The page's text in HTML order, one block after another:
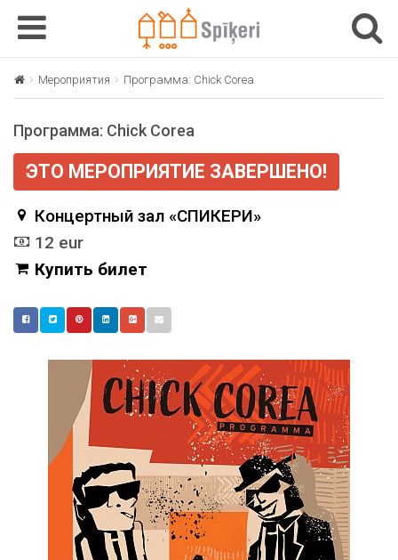
T
o
g
e
v
g
T
Мероприятия Программа: Chick Corea
Программа: Chick Corea
ЭТО МЕРОПРИЯТИЕ ЗАВЕРШЕНО!
Концертный зал «СПИКЕРИ»
12 eur
Купить билет